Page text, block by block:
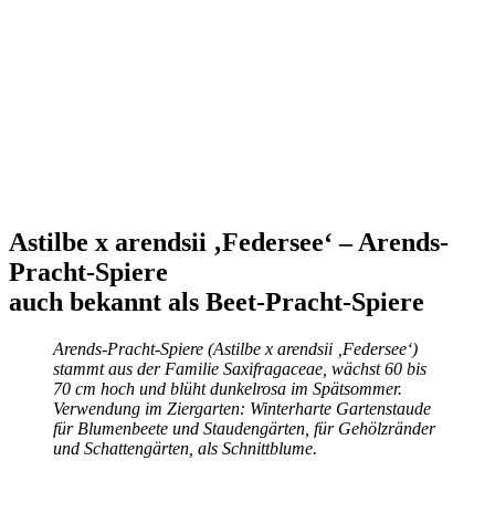
Astilbe x arendsii ‚Federsee‘ – Arends-
Pracht-Spiere
auch bekannt als Beet-Pracht-Spiere
Arends-Pracht-Spiere (Astilbe x arendsii ‚Federsee‘)
stammt aus der Familie Saxifragaceae, wächst 60 bis
70 cm hoch und blüht dunkelrosa im Spätsommer.
Verwendung im Ziergarten: Winterharte Gartenstaude
für Blumenbeete und Staudengärten, für Gehölzränder
und Schattengärten, als Schnittblume.